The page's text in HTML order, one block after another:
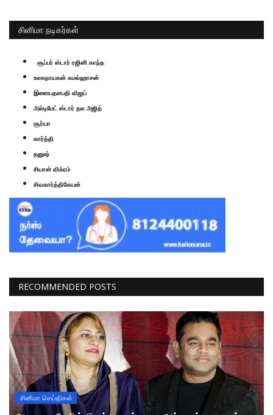
சினிமா நடிகர்கள்
சூப்பர் ஸ்டார் ரஜினி காந்த
உலகநாயகன் கமல்ஹாசன்
இளையதளபதி விஜய்
அல்டிமேட் ஸ்டார் தல அஜித்
சூர்யா
கார்த்தி
தனுஷ்
சியான் விக்ரம்
சிவகார்த்திகேயன்
RECOMMENDED POSTS
சினிமா செய்திகள்